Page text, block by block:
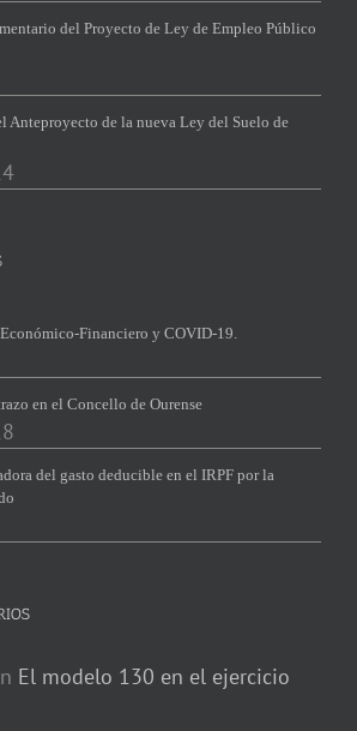
del Proyecto de Ley de Empleo Público
Anteproyecto de la nueva Ley del Suelo de
Financiero y COVID-19.
en el Concello de Ourense
del gasto deducible en el IRPF por la
El modelo 130 en el ejercicio